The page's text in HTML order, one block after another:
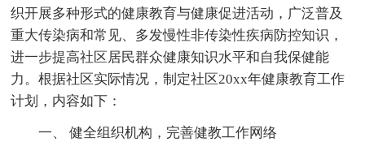
织开展多种形式的健康教育与健康促进活动，广泛普及
重大传染病和常见、多发慢性非传染性疾病防控知识，
进一步提高社区居民群众健康知识水平和自我保健能
力。根据社区实际情况，制定社区20xx年健康教育工作
计划，内容如下：
一、 健全组织机构，完善健教工作网络